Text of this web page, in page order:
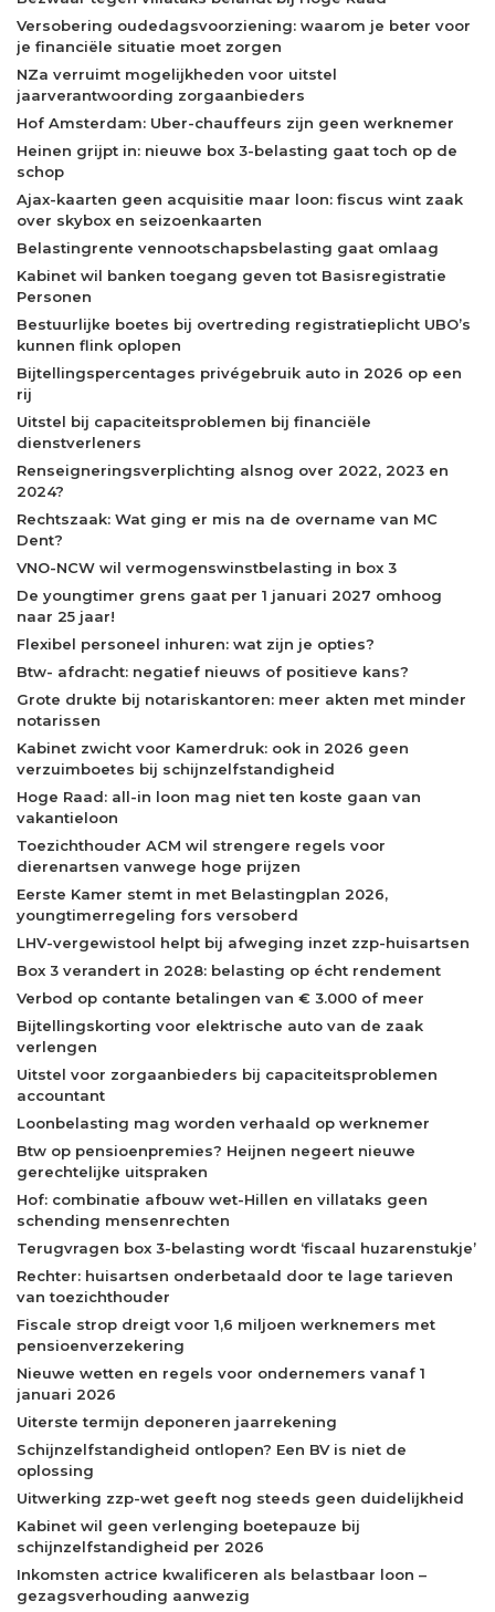
Versobering oudedagsvoorziening: waarom je beter voor
je financiële situatie moet zorgen
NZa verruimt mogelijkheden voor uitstel
jaarverantwoording zorgaanbieders
Hof Amsterdam: Uber-chauffeurs zijn geen werknemer
Heinen grijpt in: nieuwe box 3-belasting gaat toch op de
schop
Ajax-kaarten geen acquisitie maar loon: fiscus wint zaak
over skybox en seizoenkaarten
Belastingrente vennootschapsbelasting gaat omlaag
Kabinet wil banken toegang geven tot Basisregistratie
Personen
Bestuurlijke boetes bij overtreding registratieplicht UBO’s
kunnen flink oplopen
Bijtellingspercentages privégebruik auto in 2026 op een
rij
Uitstel bij capaciteitsproblemen bij financiële
dienstverleners
Renseigneringsverplichting alsnog over 2022, 2023 en
2024?
Rechtszaak: Wat ging er mis na de overname van MC
Dent?
VNO-NCW wil vermogenswinstbelasting in box 3
De youngtimer grens gaat per 1 januari 2027 omhoog
naar 25 jaar!
Flexibel personeel inhuren: wat zijn je opties?
Btw- afdracht: negatief nieuws of positieve kans?
Grote drukte bij notariskantoren: meer akten met minder
notarissen
Kabinet zwicht voor Kamerdruk: ook in 2026 geen
verzuimboetes bij schijnzelfstandigheid
Hoge Raad: all-in loon mag niet ten koste gaan van
vakantieloon
Toezichthouder ACM wil strengere regels voor
dierenartsen vanwege hoge prijzen
Eerste Kamer stemt in met Belastingplan 2026,
youngtimerregeling fors versoberd
LHV-vergewistool helpt bij afweging inzet zzp-huisartsen
Box 3 verandert in 2028: belasting op écht rendement
Verbod op contante betalingen van € 3.000 of meer
Bijtellingskorting voor elektrische auto van de zaak
verlengen
Uitstel voor zorgaanbieders bij capaciteitsproblemen
accountant
Loonbelasting mag worden verhaald op werknemer
Btw op pensioenpremies? Heijnen negeert nieuwe
gerechtelijke uitspraken
Hof: combinatie afbouw wet-Hillen en villataks geen
schending mensenrechten
Terugvragen box 3-belasting wordt ‘fiscaal huzarenstukje’
Rechter: huisartsen onderbetaald door te lage tarieven
van toezichthouder
Fiscale strop dreigt voor 1,6 miljoen werknemers met
pensioenverzekering
Nieuwe wetten en regels voor ondernemers vanaf 1
januari 2026
Uiterste termijn deponeren jaarrekening
Schijnzelfstandigheid ontlopen? Een BV is niet de
oplossing
Uitwerking zzp-wet geeft nog steeds geen duidelijkheid
Kabinet wil geen verlenging boetepauze bij
schijnzelfstandigheid per 2026
Inkomsten actrice kwalificeren als belastbaar loon –
gezagsverhouding aanwezig